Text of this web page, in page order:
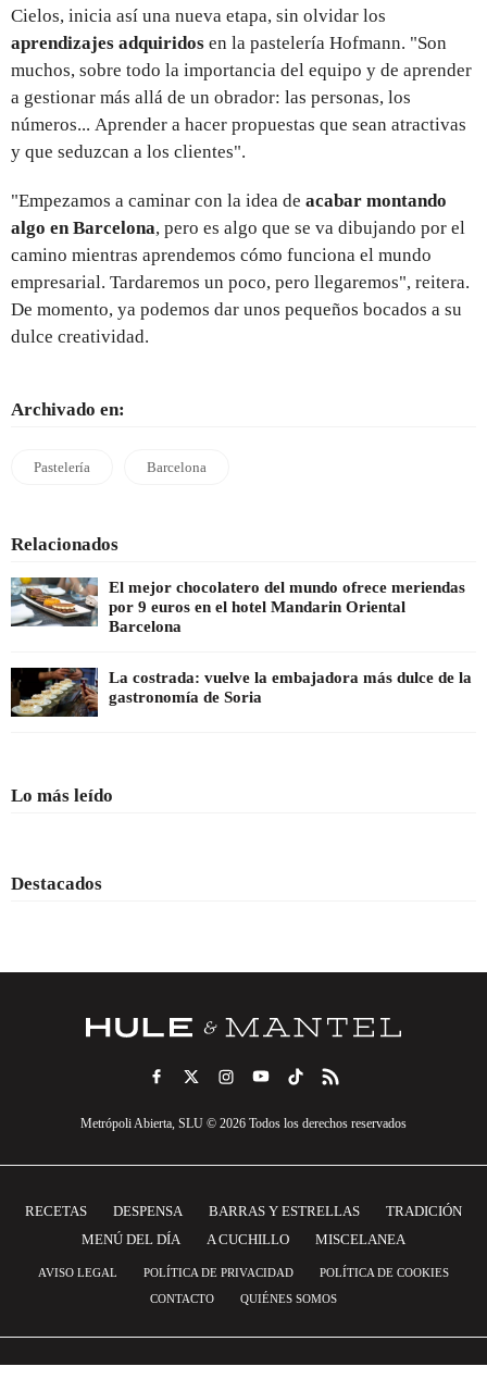
Cielos, inicia así una nueva etapa, sin olvidar los
aprendizajes adquiridos en la pastelería Hofmann. "Son
muchos, sobre todo la importancia del equipo y de aprender
a gestionar más allá de un obrador: las personas, los
números... Aprender a hacer propuestas que sean atractivas
y que seduzcan a los clientes".
"Empezamos a caminar con la idea de acabar montando
algo en Barcelona, pero es algo que se va dibujando por el
camino mientras aprendemos cómo funciona el mundo
empresarial. Tardaremos un poco, pero llegaremos", reitera.
De momento, ya podemos dar unos pequeños bocados a su
dulce creatividad.
Archivado en:
Pastelería Barcelona
Relacionados
El mejor chocolatero del mundo ofrece meriendas
por 9 euros en el hotel Mandarin Oriental
Barcelona
La costrada: vuelve la embajadora más dulce de la
gastronomía de Soria
Lo más leído
Destacados
Metrópoli Abierta, SLU © 2026 Todos los derechos reservados
RECETAS DESPENSA BARRAS Y ESTRELLAS
TRADICIÓN
MENÚ DEL DÍA
A CUCHILLO MISCELANEA
AVISO LEGAL POLÍTICA DE PRIVACIDAD
POLÍTICA DE COOKIES
CONTACTO
QUIÉNES SOMOS